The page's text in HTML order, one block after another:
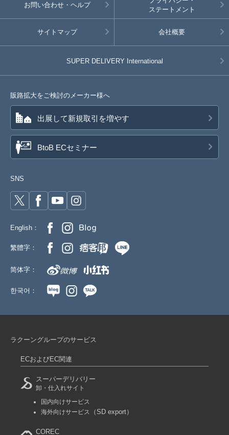
お問い合わせ・ヘルプ
ステートメント
サイトマップ 会社概要
SUPER DELIVERY International
販路拡大をご検討のメーカー様へ
出展して新規取引を増やす
BtoB ECセミナー
SNS
English：
繁體字：
简体字：
한국어：
ラクーングループのサービス
ECおよびEC関連
スーパーデリバリー
卸・仕入れサイト
国内向けサービス
海外向けサービス
（SD export）
COREC